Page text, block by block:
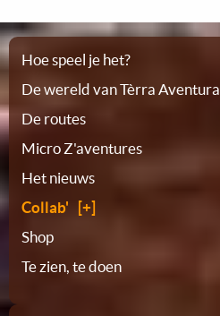
Plattegrond
Hoe speel je het?
De wereld van Tèrra Aventura
De routes
Micro Z'aventures
Het nieuws
Collab'
Shop
Te zien, te doen